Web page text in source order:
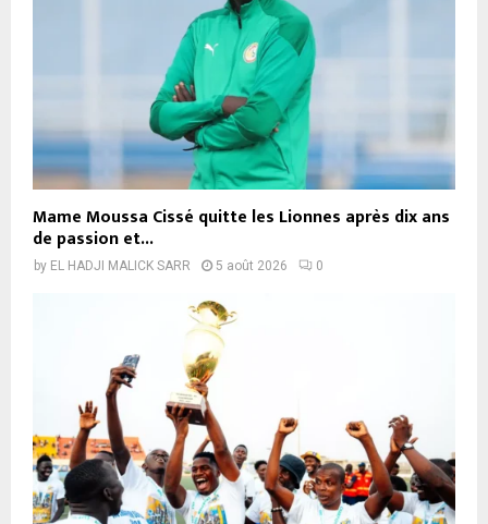
Mame Moussa Cissé quitte les Lionnes après dix ans
de passion et...
by EL HADJI MALICK SARR 5 août 2026 0